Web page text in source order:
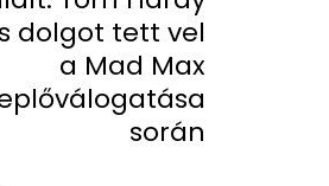
dolgot tett vel
a Mad Max
során